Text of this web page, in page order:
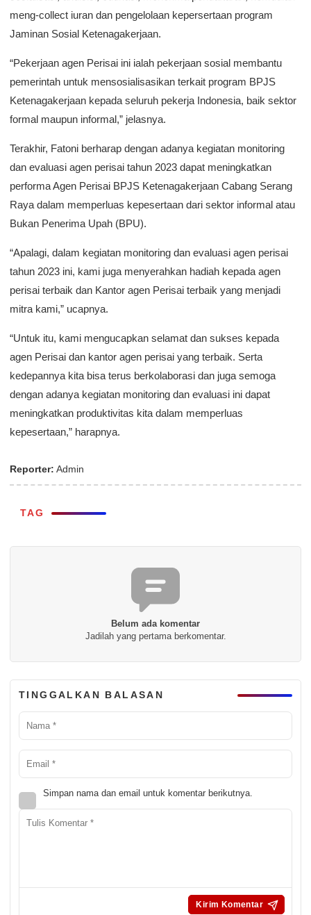
meng-collect iuran dan pengelolaan kepersertaan program
Jaminan Sosial Ketenagakerjaan.
“Pekerjaan agen Perisai ini ialah pekerjaan sosial membantu
pemerintah untuk mensosialisasikan terkait program BPJS
Ketenagakerjaan kepada seluruh pekerja Indonesia, baik sektor
formal maupun informal,” jelasnya.
Terakhir, Fatoni berharap dengan adanya kegiatan monitoring
dan evaluasi agen perisai tahun 2023 dapat meningkatkan
performa Agen Perisai BPJS Ketenagakerjaan Cabang Serang
Raya dalam memperluas kepesertaan dari sektor informal atau
Bukan Penerima Upah (BPU).
“Apalagi, dalam kegiatan monitoring dan evaluasi agen perisai
tahun 2023 ini, kami juga menyerahkan hadiah kepada agen
perisai terbaik dan Kantor agen Perisai terbaik yang menjadi
mitra kami,” ucapnya.
“Untuk itu, kami mengucapkan selamat dan sukses kepada
agen Perisai dan kantor agen perisai yang terbaik. Serta
kedepannya kita bisa terus berkolaborasi dan juga semoga
dengan adanya kegiatan monitoring dan evaluasi ini dapat
meningkatkan produktivitas kita dalam memperluas
kepesertaan,” harapnya.
Reporter: Admin
TAG
Belum ada komentar
Jadilah yang pertama berkomentar.
TINGGALKAN BALASAN
Simpan nama dan email untuk komentar berikutnya.